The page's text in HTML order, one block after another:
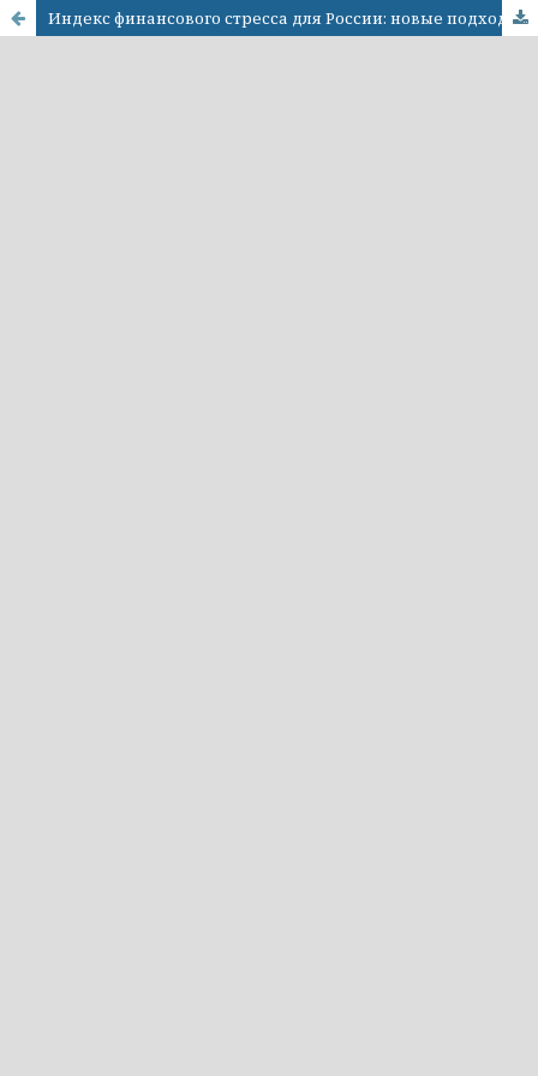
Индекс финансового стресса для России: новые подходы